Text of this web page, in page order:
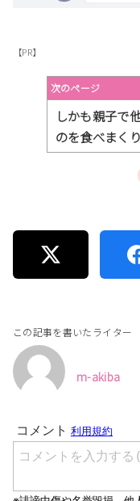
【PR】
次のページ
しかも親子で
のを食べまく
この記事を書いたライター
m-akiba